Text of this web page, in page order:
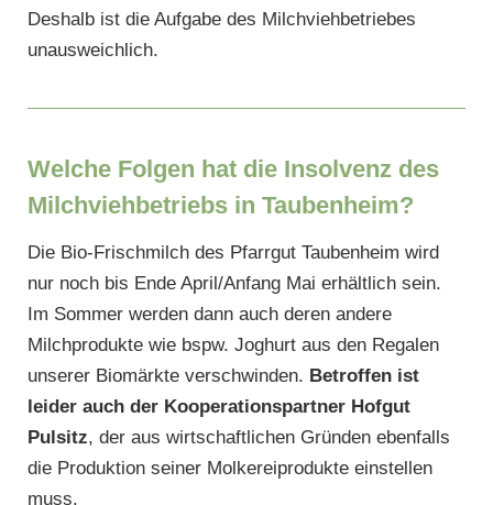
Deshalb ist die Aufgabe des Milchviehbetriebes
unausweichlich.
Welche Folgen hat die Insolvenz des
Milchviehbetriebs in Taubenheim?
Die Bio-Frischmilch des Pfarrgut Taubenheim wird
nur noch bis Ende April/Anfang Mai erhältlich sein.
Im Sommer werden dann auch deren andere
Milchprodukte wie bspw. Joghurt aus den Regalen
unserer Biomärkte verschwinden. Betroffen ist
leider auch der Kooperationspartner Hofgut
Pulsitz, der aus wirtschaftlichen Gründen ebenfalls
die Produktion seiner Molkereiprodukte einstellen
muss.